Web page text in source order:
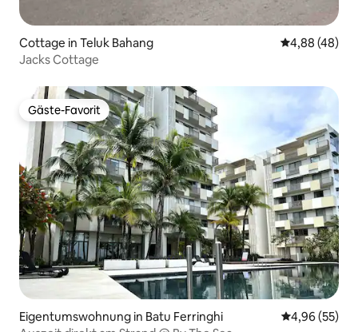
Cottage in Teluk Bahang
4,88 (48)
Jacks Cottage
Gäste-Favorit
Gäste-Favorit
Eigentumswohnung in Batu Ferringhi
4,96 (55)